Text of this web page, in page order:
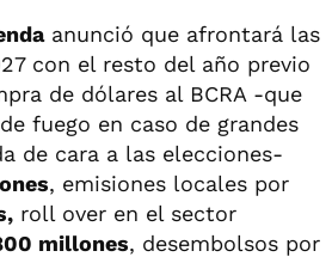
anunció que afrontará las
con el resto del año previo
de dólares al BCRA -que
fuego en caso de grandes
de cara a las elecciones-
, emisiones locales por
roll over en el sector
millones, desembolsos por